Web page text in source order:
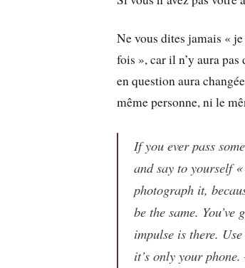
Ne vous dites jamais «
fois », car il n’y aura
en question aura
même personne, ni le
If you ever pass
and say to yourself
photograph it,
be the same.
impulse is there.
it’s only your